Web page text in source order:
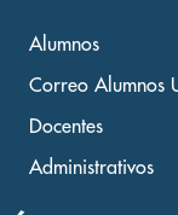
Alumnos
Correo Alumnos
Docentes
Administrativos